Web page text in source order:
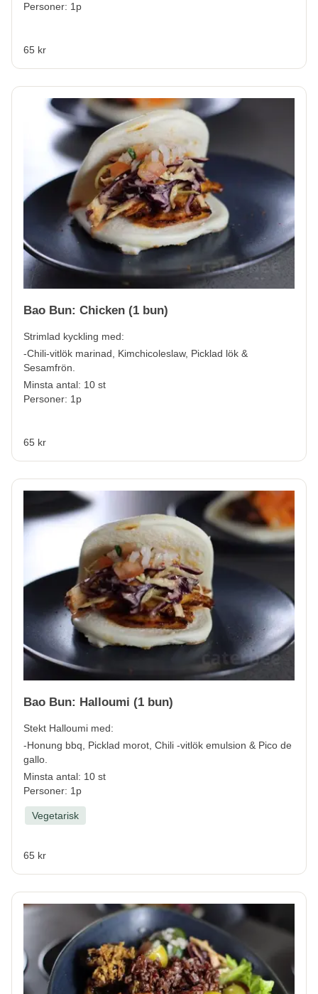
Personer: 1p
65 kr
Bao Bun: Chicken (1 bun)
Strimlad kyckling med:
-Chili-vitlök marinad, Kimchicoleslaw, Picklad lök &
Sesamfrön.
Minsta antal: 10 st
Personer: 1p
65 kr
Bao Bun: Halloumi (1 bun)
Stekt Halloumi med:
-Honung bbq, Picklad morot, Chili -vitlök emulsion & Pico de
gallo.
Minsta antal: 10 st
Personer: 1p
Vegetarisk
65 kr